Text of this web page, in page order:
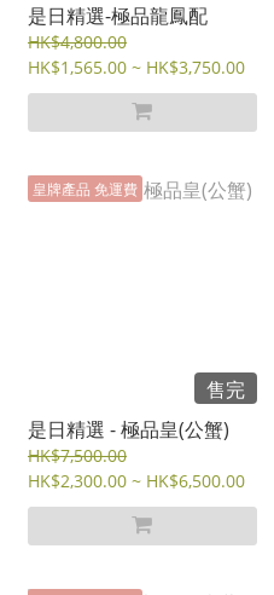
是日精選-極品龍鳳配
HK$4,800.00
HK$1,565.00 ~ HK$3,750.00
皇牌產品 免運費
售完
是日精選 - 極品皇(公蟹)
HK$7,500.00
HK$2,300.00 ~ HK$6,500.00